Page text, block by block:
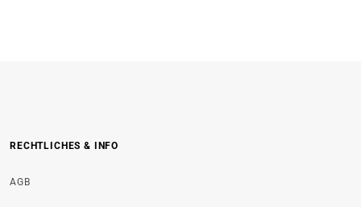
RECHTLICHES & INFO
AGB